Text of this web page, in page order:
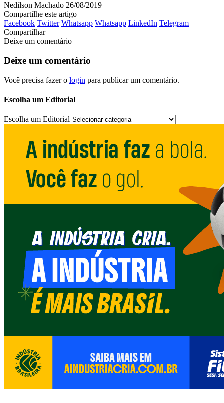
Nedilson Machado 26/08/2019
Compartilhe este artigo
Facebook Twitter Whatsapp Whatsapp LinkedIn Telegram
Compartilhar
Deixe um comentário
Deixe um comentário
Você precisa fazer o login para publicar um comentário.
Escolha um Editorial
Escolha um Editorial